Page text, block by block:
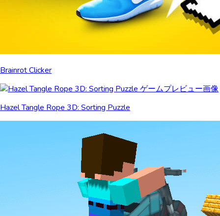
Brainrot Clicker
Hazel Tangle Rope 3D: Sorting Puzzle